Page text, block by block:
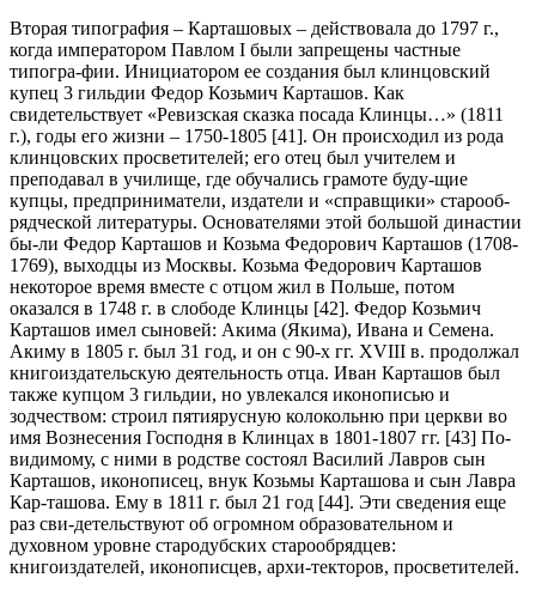
Вторая типография – Карташовых – действовала до 1797 г.,
когда императором Павлом I были запрещены частные
типогра-фии. Инициатором ее создания был клинцовский
купец 3 гильдии Федор Козьмич Карташов. Как
свидетельствует «Ревизская сказка посада Клинцы…» (1811
г.), годы его жизни – 1750-1805 [41]. Он происходил из рода
клинцовских просветителей; его отец был учителем и
преподавал в училище, где обучались грамоте буду-щие
купцы, предприниматели, издатели и «справщики» старооб-
рядческой литературы. Основателями этой большой династии
бы-ли Федор Карташов и Козьма Федорович Карташов (1708-
1769), выходцы из Москвы. Козьма Федорович Карташов
некоторое время вместе с отцом жил в Польше, потом
оказался в 1748 г. в слободе Клинцы [42]. Федор Козьмич
Карташов имел сыновей: Акима (Якима), Ивана и Семена.
Акиму в 1805 г. был 31 год, и он с 90-х гг. XVIII в. продолжал
книгоиздательскую деятельность отца. Иван Карташов был
также купцом 3 гильдии, но увлекался иконописью и
зодчеством: строил пятиярусную колокольню при церкви во
имя Вознесения Господня в Клинцах в 1801-1807 гг. [43] По-
видимому, с ними в родстве состоял Василий Лавров сын
Карташов, иконописец, внук Козьмы Карташова и сын Лавра
Кар-ташова. Ему в 1811 г. был 21 год [44]. Эти сведения еще
раз сви-детельствуют об огромном образовательном и
духовном уровне стародубских старообрядцев:
книгоиздателей, иконописцев, архи-текторов, просветителей.